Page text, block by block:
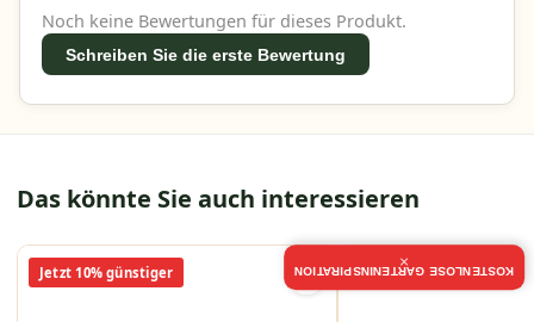
Noch keine Bewertungen für dieses Produkt.
Schreiben Sie die erste Bewertung
Das könnte Sie auch interessieren
Jetzt 10% günstiger Jetzt 10% günstiger
KOSTENLOSE GARTENINSPIRATION
×